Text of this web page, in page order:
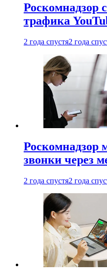
Роскомнадзор
трафика
2 года спустя2 года
Роскомнадзор
звонки через
2 года спустя2 года